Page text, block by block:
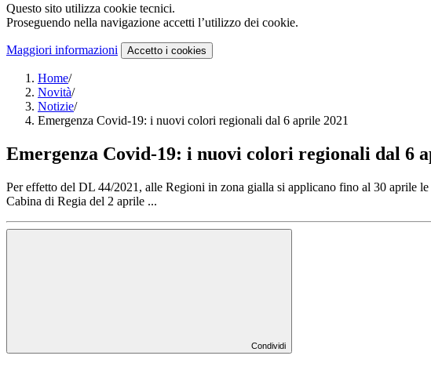
Questo sito utilizza cookie tecnici.
Proseguendo nella navigazione accetti l’utilizzo dei cookie.
Maggiori informazioni Accetto i cookies
Home/
Novità/
Notizie/
Emergenza Covid-19: i nuovi colori regionali dal 6 aprile 2021
Emergenza Covid-19: i nuovi colori regionali dal 6
Per effetto del DL 44/2021, alle Regioni in zona gialla si applicano fino al 30 aprile
Cabina di Regia del 2 aprile ...
Condividi